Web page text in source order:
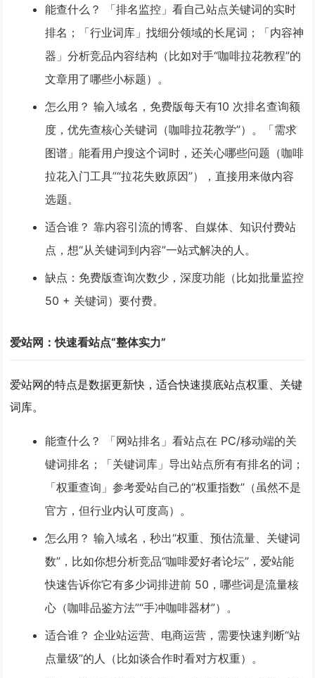
能查什么？
「排名监控」看自己站点关键词的实时
排名；「行业词库」找细分领域的长尾词；「内容神
器」分析竞品内容结构（比如对手“咖啡拉花教程”的
文章用了哪些小标题）。
怎么用？ 输入域名，免费版每天有10 次排名查询额
度 ，优先查核心关键词（咖啡拉花教学”）。「需求
图谱」能看用户搜这个词时，还关心哪些问题（咖啡
拉花入门工具”“拉花失败原因”），直接用来做内容
选题。
适合谁？ 靠内容引流的博客、自媒体、知识付费站
点，想“从关键词到内容”一站式解决的人。
缺点 ：免费版查询次数少，深度功能（比如批量监控
50 + 关键词）要付费。
爱站网：快速看站点“整体实力”
爱站网的特点是数据更新快 ，适合快速摸底站点权重、关键
词库。
能查什么？
「网站排名」看站点在 PC/移动端的关
键词排名；「关键词库」导出站点所有有排名的词；
「权重查询」参考爱站自己的“权重指数”（虽然不是
官方，但行业内认可度高）。
怎么用？ 输入域名，秒出“权重、预估流量、关键词
数”，比如你想分析竞品“咖啡爱好者论坛”，爱站能
快速告诉你它有多少词排进前 50，哪些词是流量核
心（咖啡品鉴方法”“手冲咖啡器材”）。
适合谁？ 企业站运营、电商运营，需要快速判断“站
点量级”的人（比如谈合作时看对方权重）。